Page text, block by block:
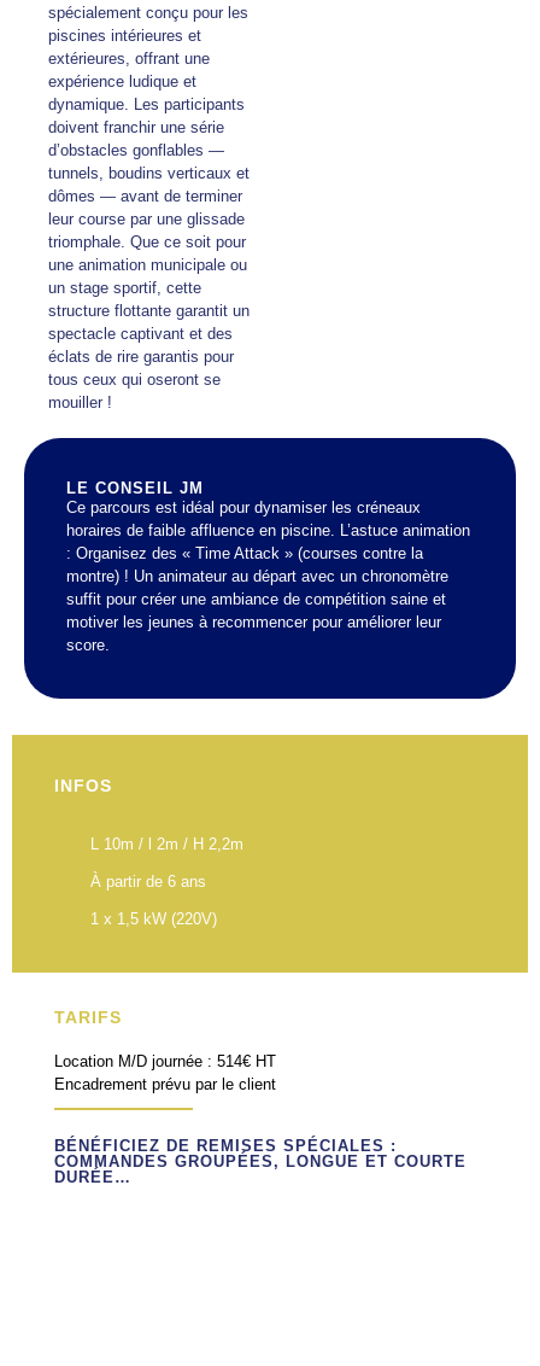
spécialement conçu pour les
piscines intérieures et
extérieures, offrant une
expérience ludique et
dynamique. Les participants
doivent franchir une série
d’obstacles gonflables —
tunnels, boudins verticaux et
dômes — avant de terminer
leur course par une glissade
triomphale. Que ce soit pour
une animation municipale ou
un stage sportif, cette
structure flottante garantit un
spectacle captivant et des
éclats de rire garantis pour
tous ceux qui oseront se
mouiller !
LE CONSEIL JM
Ce parcours est idéal pour dynamiser les créneaux
horaires de faible affluence en piscine. L’astuce animation
: Organisez des « Time Attack » (courses contre la
montre) ! Un animateur au départ avec un chronomètre
suffit pour créer une ambiance de compétition saine et
motiver les jeunes à recommencer pour améliorer leur
score.
INFOS
L 10m / l 2m / H 2,2m
À partir de 6 ans
1 x 1,5 kW (220V)
TARIFS
Location M/D journée : 514€ HT
Encadrement prévu par le client
BÉNÉFICIEZ DE REMISES SPÉCIALES :
COMMANDES GROUPÉES, LONGUE ET COURTE
DURÉE…